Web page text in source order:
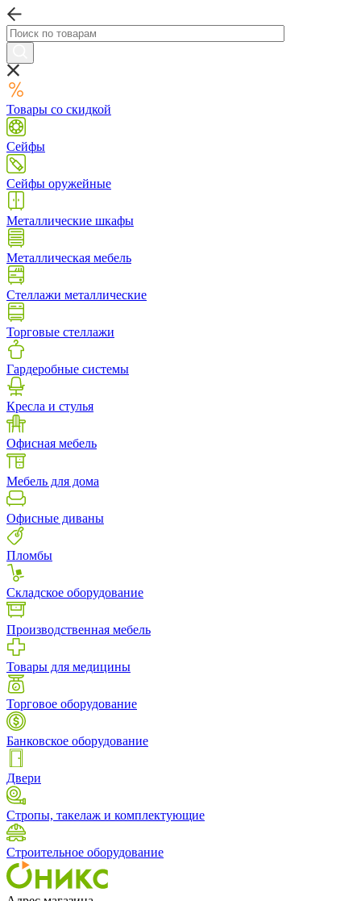
Товары со скидкой
Сейфы
Сейфы оружейные
Металлические шкафы
Металлическая мебель
Стеллажи металлические
Торговые стеллажи
Гардеробные системы
Кресла и стулья
Офисная мебель
Мебель для дома
Офисные диваны
Пломбы
Складское оборудование
Производственная мебель
Товары для медицины
Торговое оборудование
Банковское оборудование
Двери
Стропы, такелаж и комплектующие
Строительное оборудование